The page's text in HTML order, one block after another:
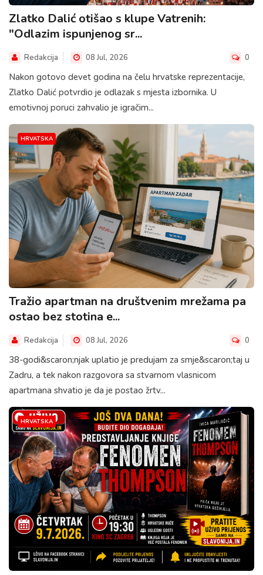
Zlatko Dalić otišao s klupe Vatrenih:
"Odlazim ispunjenog sr...
Redakcija 08 Jul, 2026 0
Nakon gotovo devet godina na čelu hrvatske reprezentacije,
Zlatko Dalić potvrdio je odlazak s mjesta izbornika. U
emotivnoj poruci zahvalio je igračim...
HRVATSKA
Tražio apartman na društvenim mrežama pa
ostao bez stotina e...
Redakcija 08 Jul, 2026 0
38-godi&scaron;njak uplatio je predujam za smje&scaron;taj u
Zadru, a tek nakon razgovora sa stvarnom vlasnicom
apartmana shvatio je da je postao žrtv...
HRVATSKA